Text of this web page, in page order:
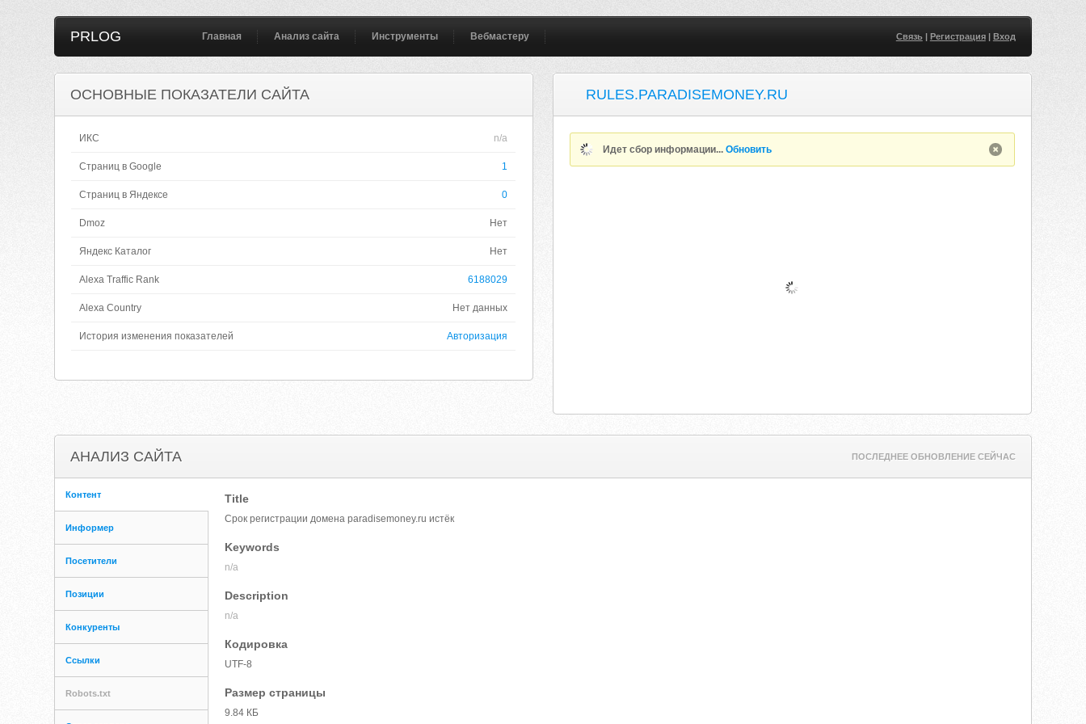
PRLOG Главная Анализ сайта Инструменты Вебмастеру Связь| Регистрация| Вход
ОСНОВНЫЕ ПОКАЗАТЕЛИ САЙТА
ИКС n/a
Страниц в Google 1
Страниц в Яндексе 0
Dmoz Нет
Яндекс Каталог Нет
Alexa Traffic Rank 6188029
Alexa Country Нет данных
История изменения показателей Авторизация
RULES.PARADISEMONEY.RU
Идет сбор информации...Обновить
АНАЛИЗ САЙТА ПОСЛЕДНЕЕ ОБНОВЛЕНИЕ СЕЙЧАС
Контент
Информер
Посетители
Позиции
Конкуренты
Ссылки
Robots.txt
Title
Срок регистрации домена paradisemoney.ru истёк
Keywords
n/a
Description
n/a
Кодировка
UTF-8
Размер страницы
9.84 КБ